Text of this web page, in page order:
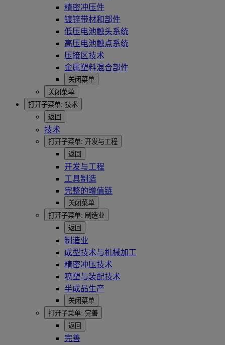
精密冲压件
镀锌带材和部件
低压电池触头系统
高压电池触点系统
压接区技术
金属塑料混合部件
关闭菜单
关闭菜单
打开子菜单: 技术
返回
技术
打开子菜单: 开发与工程
返回
开发与工程
工具制造
完整的增值链
关闭菜单
打开子菜单: 制造业
返回
制造业
成型技术与机械加工
精密冲压技术
喷塑与装配技术
半成品生产
关闭菜单
打开子菜单: 完善
返回
完善